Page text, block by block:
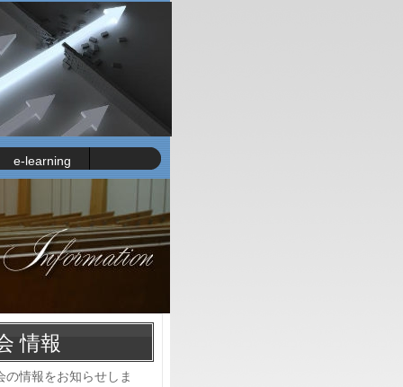
e-learning
情報
情報をお知らせしま